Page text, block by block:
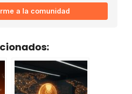
a la comunidad